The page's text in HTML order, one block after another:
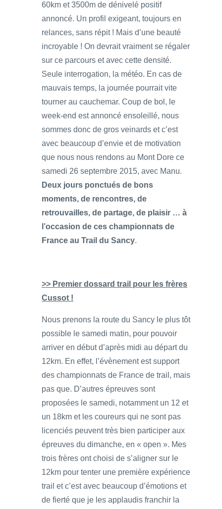
60km et 3500m de dénivelé positif
annoncé. Un profil exigeant, toujours en
relances, sans répit ! Mais d’une beauté
incroyable ! On devrait vraiment se régaler
sur ce parcours et avec cette densité.
Seule interrogation, la météo. En cas de
mauvais temps, la journée pourrait vite
tourner au cauchemar. Coup de bol, le
week-end est annoncé ensoleillé, nous
sommes donc de gros veinards et c’est
avec beaucoup d’envie et de motivation
que nous nous rendons au Mont Dore ce
samedi 26 septembre 2015, avec Manu.
Deux jours ponctués de bons
moments, de rencontres, de
retrouvailles, de partage, de plaisir … à
l’occasion de ces championnats de
France au Trail du Sancy.
>> Premier dossard trail pour les frères
Cussot !
Nous prenons la route du Sancy le plus tôt
possible le samedi matin, pour pouvoir
arriver en début d’après midi au départ du
12km. En effet, l’évènement est support
des championnats de France de trail, mais
pas que. D’autres épreuves sont
proposées le samedi, notamment un 12 et
un 18km et les coureurs qui ne sont pas
licenciés peuvent très bien participer aux
épreuves du dimanche, en « open ». Mes
trois frères ont choisi de s’aligner sur le
12km pour tenter une première expérience
trail et c’est avec beaucoup d’émotions et
de fierté que je les applaudis franchir la